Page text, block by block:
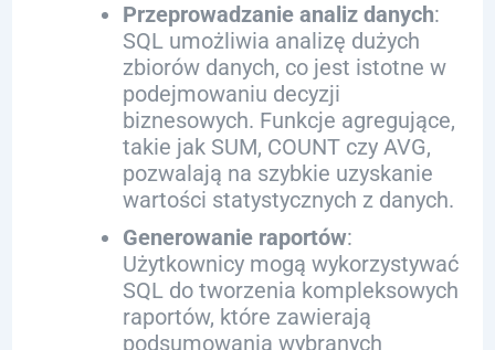
Przeprowadzanie analiz danych:
SQL umożliwia analizę dużych
zbiorów danych, co jest istotne w
podejmowaniu decyzji
biznesowych. Funkcje agregujące,
takie jak SUM, COUNT czy AVG,
pozwalają na szybkie uzyskanie
wartości statystycznych z danych.
Generowanie raportów:
Użytkownicy mogą wykorzystywać
SQL do tworzenia kompleksowych
raportów, które zawierają
podsumowania wybranych